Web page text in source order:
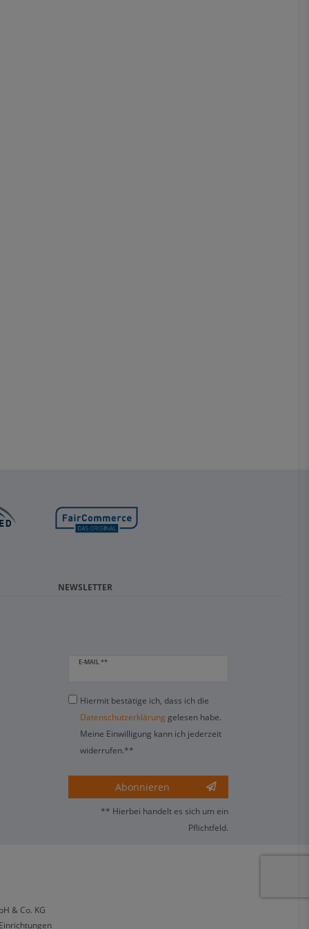
NEWSLETTER
E-MAIL **
Hiermit bestätige ich, dass ich die
Daten­schutz­erklärung gelesen habe.
Meine Einwilligung kann ich jederzeit
widerrufen.**
Abonnieren
** Hierbei handelt es sich um ein
Pflichtfeld.
& Co. KG